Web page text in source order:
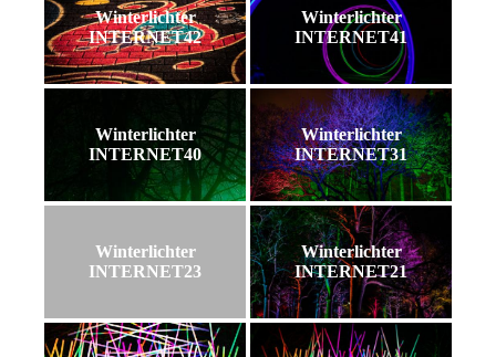
Winterlichter
INTERNET42
Winterlichter
INTERNET41
Winterlichter
INTERNET40
Winterlichter
INTERNET31
Winterlichter
INTERNET23
Winterlichter
INTERNET21